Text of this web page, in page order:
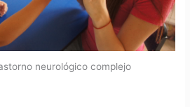
neurológico complejo